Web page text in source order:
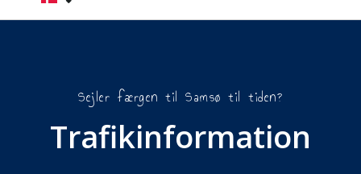
Sejler færgen til Samsø til tiden?
Trafikinformation